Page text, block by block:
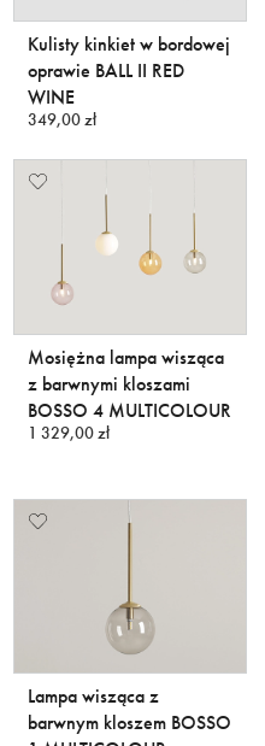
Kulisty kinkiet w bordowej
oprawie BALL II RED
WINE
349,00 zł
Mosiężna lampa wisząca
z barwnymi kloszami
BOSSO 4 MULTICOLOUR
1 329,00 zł
Lampa wisząca z
barwnym kloszem BOSSO